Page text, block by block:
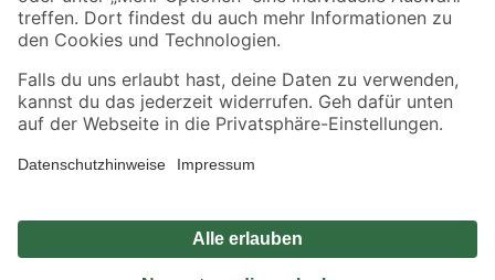
Alle Preisangaben in EUR inkl. gesetzl. MwSt.. Die dargestellten Angebote sind unter
Umständen nicht in allen Märkten verfügbar. Die angegebenen Verfügbarkeiten beziehen
Produkte nur solange der Vorrat reicht.
*Paketversand ab 59 € versandkostenfrei, gilt nicht für Artikel mit Speditionsversand, hier
Privatsphäre Impressum
Nutzungsbedingungen
Widerrufsrecht
Vertrag widerrufen